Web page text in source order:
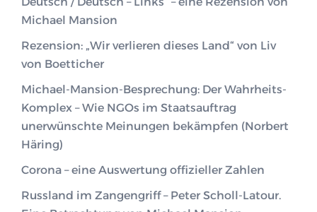
Michael Mansion
Rezension: „Wir verlieren dieses Land“ von Liv
von Boetticher
Michael-Mansion-Besprechung: Der Wahrheits-
Komplex – Wie NGOs im Staatsauftrag
unerwünschte Meinungen bekämpfen (Norbert
Häring)
Corona – eine Auswertung offizieller Zahlen
Russland im Zangengriff – Peter Scholl-Latour.